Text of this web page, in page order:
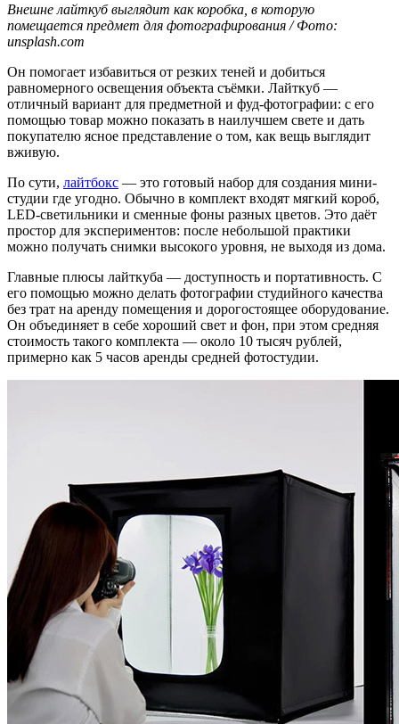
Внешне лайткуб выглядит как коробка, в которую
помещается предмет для фотографирования / Фото:
unsplash.com
Он помогает избавиться от резких теней и добиться
равномерного освещения объекта съёмки. Лайткуб —
отличный вариант для предметной и фуд-фотографии: с его
помощью товар можно показать в наилучшем свете и дать
покупателю ясное представление о том, как вещь выглядит
вживую.
По сути, лайтбокс — это готовый набор для создания мини-
студии где угодно. Обычно в комплект входят мягкий короб,
LED-светильники и сменные фоны разных цветов. Это даёт
простор для экспериментов: после небольшой практики
можно получать снимки высокого уровня, не выходя из дома.
Главные плюсы лайткуба — доступность и портативность. С
его помощью можно делать фотографии студийного качества
без трат на аренду помещения и дорогостоящее оборудование.
Он объединяет в себе хороший свет и фон, при этом средняя
стоимость такого комплекта — около 10 тысяч рублей,
примерно как 5 часов аренды средней фотостудии.